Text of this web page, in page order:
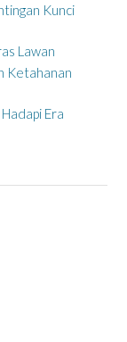
Kunci
Lawan
Ketahanan
Era